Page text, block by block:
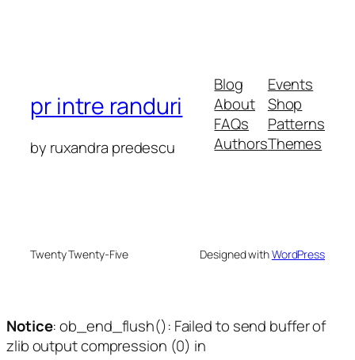
pr intre randuri
by ruxandra predescu
Blog
About
FAQs
Authors
Events
Shop
Patterns
Themes
Twenty Twenty-Five Designed withWordPress
Notice: ob_end_flush(): Failed to send buffer of
zlib output compression (0) in